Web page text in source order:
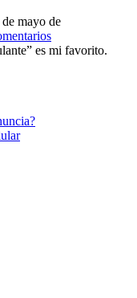
mayo de
es mi favorito.